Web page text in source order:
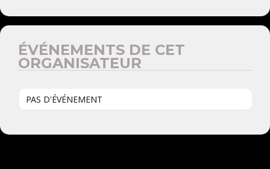
ÉVÉNEMENTS DE CET
ORGANISATEUR
PAS D'ÉVÉNEMENT